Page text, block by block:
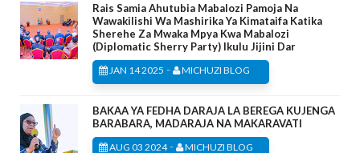
Rais Samia Ahutubia Mabalozi Pamoja Na
Wawakilishi Wa Mashirika Ya Kimataifa Katika
Sherehe Za Mwaka Mpya Kwa Mabalozi
(Diplomatic Sherry Party) Ikulu Jijini Dar
JAN 14 2025 - MICHUZI BLOG
BAKAA YA FEDHA DARAJA LA BEREGA KUJENGA
BARABARA, MADARAJA NA MAKARAVATI
AUG 03 2024- MICHUZI BLOG